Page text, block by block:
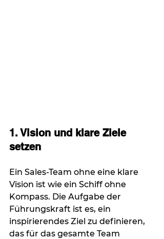
1. Vision und klare Ziele
setzen
Ein Sales-Team ohne eine klare
Vision ist wie ein Schiff ohne
Kompass. Die Aufgabe der
Führungskraft ist es, ein
inspirierendes Ziel zu definieren,
das für das gesamte Team